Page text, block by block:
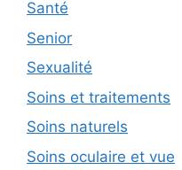
Santé
Senior
Sexualité
Soins et traitements
Soins naturels
Soins oculaire et vue